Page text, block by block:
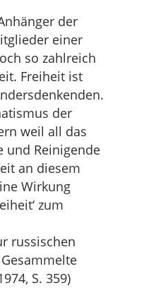
der
einer
so zahlreich
Freiheit ist
der
weil all das
und Reinigende
an diesem
Wirkung
zum
russischen
S. 359)